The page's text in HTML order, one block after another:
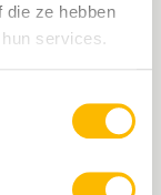
die ze hebben
services.